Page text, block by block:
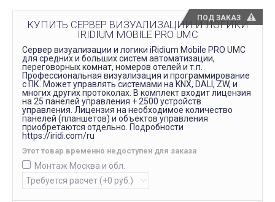
ПОД ЗАКАЗ
КУПИТЬ СЕРВЕР ВИЗУАЛИЗАЦИИ И ЛОГИКИ
IRIDIUM MOBILE PRO UMC
Сервер визуализации и логики iRidium Mobile PRO UMC
для средних и больших систем автоматизации,
переговорных комнат, номеров отелей и т.п.
Профессиональная визуализация и программирование
с ПК. Может управлять системами на KNX, DALI, ZW, и
многих других протоколах. В комплект входит лицензия
на 25 панелей управления + 2500 устройств
управления. Лицензия на необходимое количество
панелей (планшетов) и объектов управления
приобретаются отдельно. Подробности
https://iridi.com/ru
Этот товар временно недоступен для заказа
Монтаж Москва и обл.